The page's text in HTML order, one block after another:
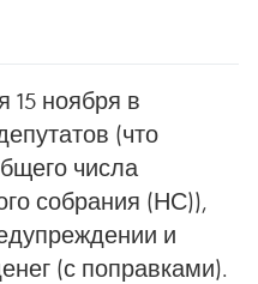
15 ноября в
(что
числа
собрания (НС)),
и
(с поправками).